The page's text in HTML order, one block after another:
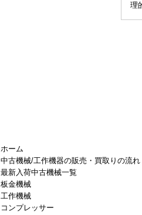
理
ホーム
中古機械/工作機器の販売・買取りの流れ
最新入荷中古機械一覧
板金機械
工作機械
コンプレッサー